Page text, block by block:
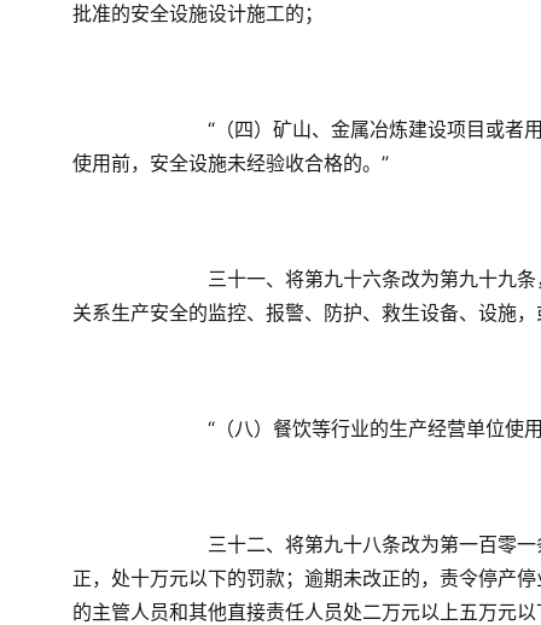
批准的安全设施设计施工的；
“（四）矿山、金属冶炼建设项目或者
使用前，安全设施未经验收合格的。”
三十一、将第九十六条改为第九十九条
关系生产安全的监控、报警、防护、救生设备、设施
“（八）餐饮等行业的生产经营单位使
三十二、将第九十八条改为第一百零一
正，处十万元以下的罚款；逾期未改正的，责令停产
的主管人员和其他直接责任人员处二万元以上五万元